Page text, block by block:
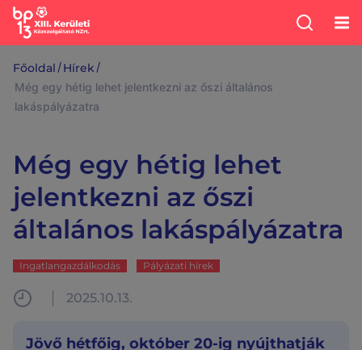
Főoldal /Hírek /
Még egy hétig lehet jelentkezni az őszi általános
lakáspályázatra
Még egy hétig lehet
jelentkezni az őszi
általános lakáspályázatra
Ingatlangazdálkodás Pályázati hírek
2025.10.13.
Jövő hétfőig, október 20-ig nyújthatják